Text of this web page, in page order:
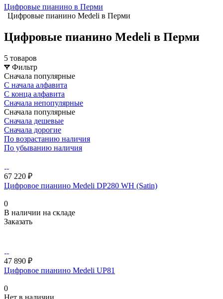
Цифровые пианино в Перми
Цифровые пианино Medeli в Перми
Цифровые пианино Medeli в Перми
5 товаров
Фильтр
Сначала популярные
С начала алфавита
С конца алфавита
Сначала непопулярные
Сначала популярные
Сначала дешевые
Сначала дорогие
По возрастанию наличия
По убыванию наличия
67 220 ₽
Цифровое пианино Medeli DP280 WH (Satin)
0
В наличии на складе
Заказать
47 890 ₽
Цифровое пианино Medeli UP81
0
Нет в наличии